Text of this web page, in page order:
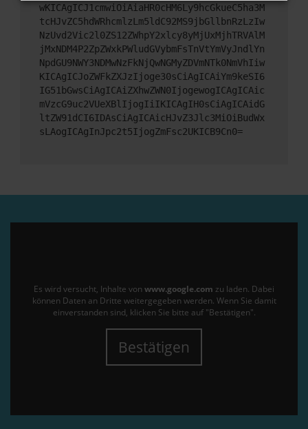
wKICAgICJ1cmwiOiAiaHR0cHM6Ly9hcGkueC5ha3M
tcHJvZC5hdWRhcmlzLm5ldC92MS9jbGllbnRzLzIw
NzUvd2Vic2l0ZS12ZWhpY2xlcy8yMjUxMjhTRVAlM
jMxNDM4P2ZpZWxkPWludGVybmFsTnVtYmVyJndlYn
NpdGU9NWY3NDMwNzFkNjQwNGMyZDVmNTk0NmVhIiw
KICAgICJoZWFkZXJzIjoge30sCiAgICAiYm9keSI6
IG51bGwsCiAgICAiZXhwZWN0IjogewogICAgICAic
mVzcG9uc2VUeXBlIjogIiIKICAgIH0sCiAgICAidG
ltZW91dCI6IDAsCiAgICAicHJvZ3Jlc3MiOiBudWx
sLAogICAgInJpc2t5IjogZmFsc2UKICB9Cn0=
Es wird versucht, Inhalte von www.google.com zu laden. Dabei
können Daten an Dritte weitergegeben werden. Wenn Sie damit
einverstanden sind, klicken Sie bitte auf "Bestätigen".
Bestätigen